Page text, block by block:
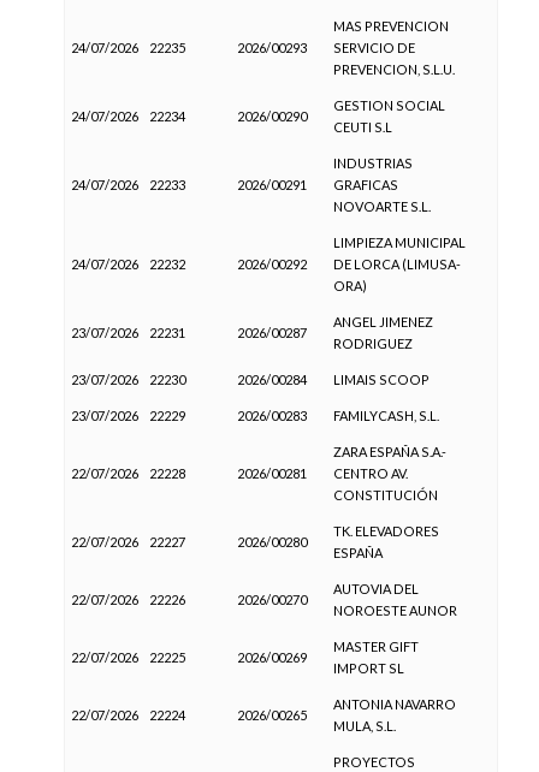
24/07/2026 22235 2026/00293
MAS PREVENCION
SERVICIO DE
PREVENCION, S.L.U.
24/07/2026 22234 2026/00290
GESTION SOCIAL
CEUTI S.L
24/07/2026 22233 2026/00291
INDUSTRIAS
GRAFICAS
NOVOARTE S.L.
24/07/2026 22232 2026/00292
LIMPIEZA MUNICIPAL
DE LORCA (LIMUSA-
ORA)
23/07/2026 22231 2026/00287
ANGEL JIMENEZ
RODRIGUEZ
23/07/2026 22230 2026/00284 LIMAIS SCOOP
23/07/2026 22229 2026/00283 FAMILYCASH, S.L.
22/07/2026 22228 2026/00281
ZARA ESPAÑA S.A.-
CENTRO AV.
CONSTITUCIÓN
22/07/2026 22227 2026/00280
TK. ELEVADORES
ESPAÑA
22/07/2026 22226 2026/00270
AUTOVIA DEL
NOROESTE AUNOR
22/07/2026 22225 2026/00269
MASTER GIFT
IMPORT SL
22/07/2026 22224 2026/00265
ANTONIA NAVARRO
MULA, S.L.
PROYECTOS